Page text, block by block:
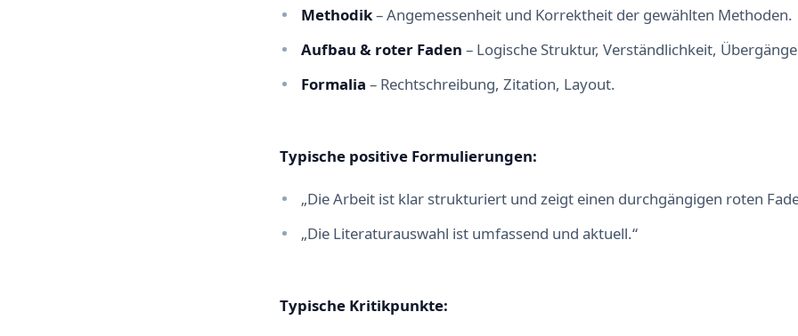
Methodik– Angemessenheit und Korrektheit der gewählten Methoden.
Aufbau & roter Faden – Logische Struktur, Verständlichkeit,
Formalia – Rechtschreibung, Zitation, Layout.
Typische positive Formulierungen:
„Die Arbeit ist klar strukturiert und zeigt einen durchgängigen roten
„Die Literaturauswahl ist umfassend und aktuell.“
Typische Kritikpunkte: